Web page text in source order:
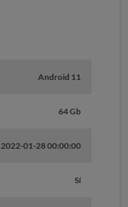
Android 11
64 Gb
2022-01-28 00:00:00
Sí